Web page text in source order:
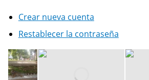
Crear nueva cuenta
Restablecer la contraseña